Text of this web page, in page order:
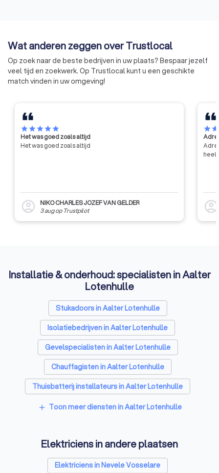
Wat anderen zeggen over Trustlocal
Op zoek naar de beste bedrijven in uw plaats? Bespaar jezelf
veel tijd en zoekwerk. Op Trustlocal kunt u een geschikte
match vinden in uw omgeving!
starstarstarstarstar
Het was goed zoals altijd
Het was goed zoals altijd
account_circle
NIKO CHARLES JOZEF VAN GELDER
3 augop Trustpilot
starstar
heel
account_circle
Installatie & onderhoud: specialisten in Aalter
Lotenhulle
Stukadoors in Aalter Lotenhulle
Isolatiebedrijven in Aalter Lotenhulle
Gevelspecialisten in Aalter Lotenhulle
Chauffagisten in Aalter Lotenhulle
Thuisbatterij installateurs in Aalter Lotenhulle
add Toon meer diensten in Aalter Lotenhulle
Elektriciens in andere plaatsen
Elektriciens in Nevele Vosselare